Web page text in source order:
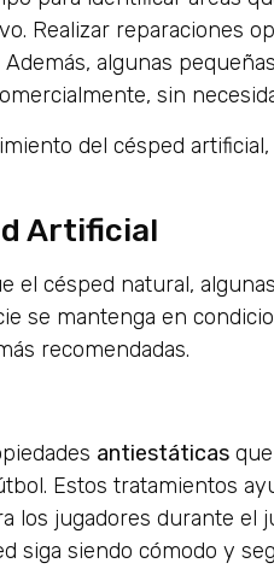
Realizar reparaciones
algunas
sin
del césped artificial,
Artificial
el césped natural,
se mantenga en
recomendadas.
antiestáticas
Estos tratamientos
los jugadores durante el
siga siendo cómodo y